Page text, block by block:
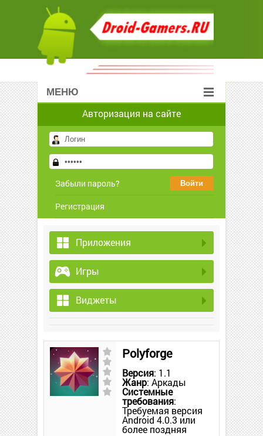
МЕНЮ
Авторизация на сайте
Забыли пароль?
Регистрация
Приложения
Игры
Виджеты
Polyforge
Версия: 1.1
Жанр: Аркады
Системные
требования:
Требуемая версия
Android 4.0.3 или
более поздняя